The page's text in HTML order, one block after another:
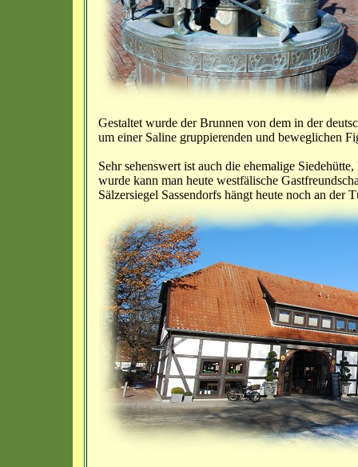
Gestaltet wurde der Brunnen von dem in der
um einer Saline gruppierenden und beweglichen
Sehr sehenswert ist auch die ehemalige
wurde kann man heute westfälische
Sälzersiegel Sassendorfs hängt heute noch an der